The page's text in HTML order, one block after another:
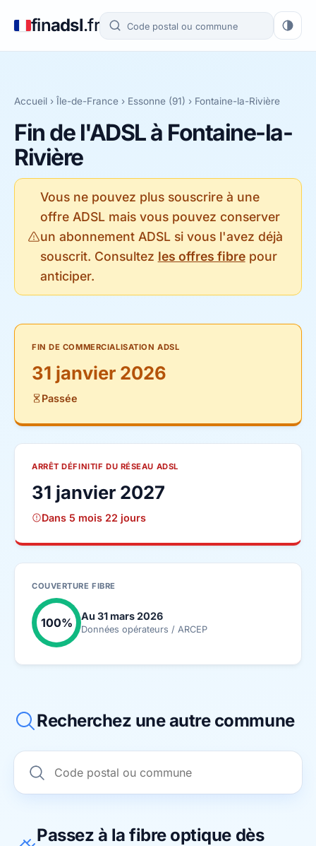
finadsl.fr
Accueil › Île-de-France › Essonne (91) › Fontaine-la-Rivière
Fin de l'ADSL à Fontaine-la-
Rivière
Vous ne pouvez plus souscrire à une
offre ADSL mais vous pouvez conserver
un abonnement ADSL si vous l'avez déjà
souscrit. Consultez les offres fibrepour
anticiper.
FIN DE COMMERCIALISATION ADSL
31 janvier 2026
Passée
ARRÊT DÉFINITIF DU RÉSEAU ADSL
31 janvier 2027
Dans 5 mois 22 jours
COUVERTURE FIBRE
100% Au 31 mars 2026
Données opérateurs / ARCEP
Recherchez une autre commune
Passez à la fibre optique dès